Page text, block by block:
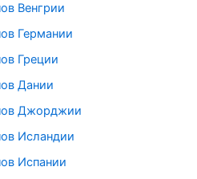
Венгрии
Германии
Греции
Дании
Джорджии
Исландии
Испании